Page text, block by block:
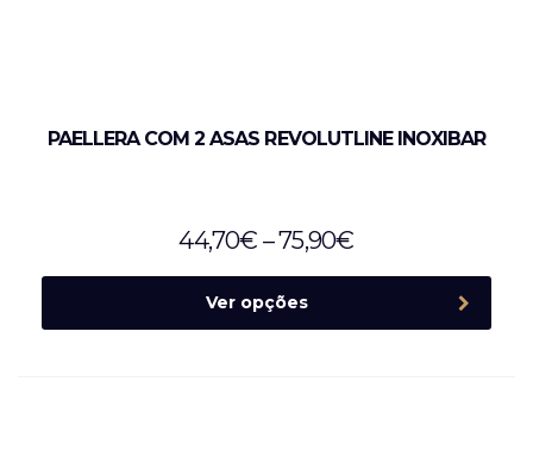
PAELLERA COM 2 ASAS REVOLUTLINE INOXIBAR
44,70€ –75,90€
Ver opções